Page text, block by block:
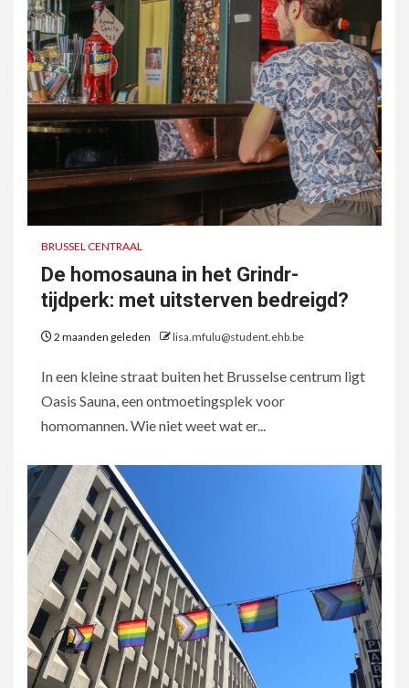
BRUSSEL CENTRAAL
De homosauna in het Grindr-
tijdperk: met uitsterven bedreigd?
2 maanden geleden lisa.mfulu@student.ehb.be
In een kleine straat buiten het Brusselse centrum ligt
Oasis Sauna, een ontmoetingsplek voor
homomannen. Wie niet weet wat er...